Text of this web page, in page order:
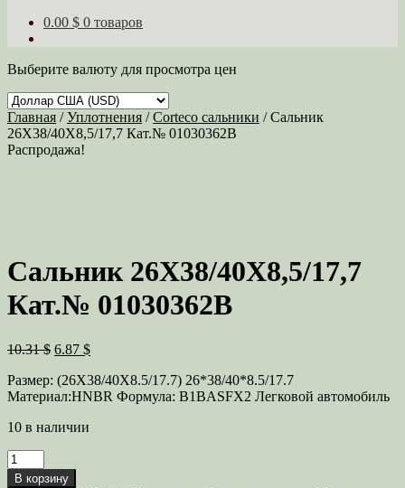
0.00 $ 0 товаров
Выберите валюту для просмотра цен
Главная /Уплотнения /Corteco сальники /Сальник
26X38/40X8,5/17,7 Кат.№ 01030362B
Распродажа!
Сальник 26X38/40X8,5/17,7
Кат.№ 01030362B
10.31 $ Первоначальная
составляла
10.31 $.
6.87 $Текущая
6.87 $.
Размер: (26X38/40X8.5/17.7) 26*38/40*8.5/17.7
Материал:HNBR Формула: B1BASFX2 Легковой автомобиль
10 в наличии
Количество
товара
В корзину